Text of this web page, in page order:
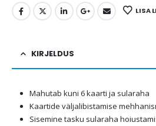
LISA
KIRJELDUS
Mahutab kuni 6 kaarti ja sularaha
Kaartide väljalibistamise
Sisemine tasku sularaha